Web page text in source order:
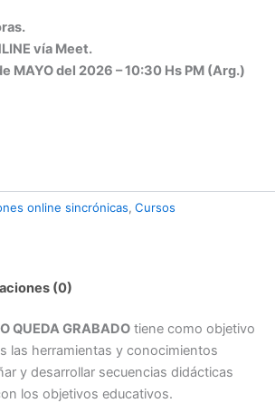
vía Meet.
MAYO del 2026 – 10:30 Hs PM (Arg.)
online sincrónicas, Cursos
(0)
QUEDA GRABADO tiene como objetivo
las herramientas y conocimientos
y desarrollar secuencias didácticas
los objetivos educativos.